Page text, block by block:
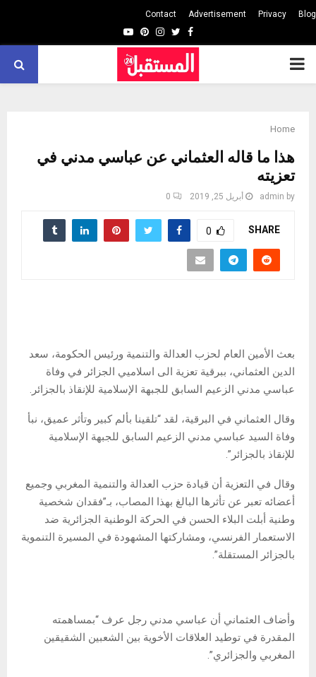
Blog
Privacy
Advertisement
Contact
Facebook
Twitter
Instagram
Pinterest
Youtube
PRIMARY
Home
هذا ما قاله العثماني عن عباسي مدني في
تعزيته
by
admin أبريل 25, 2019 0
SHARE
0
بعث الأمين العام لحزب العدالة والتنمية ورئيس الحكومة، سعد
الدين العثماني، ببرقية تعزية الى اسلاميي الجزائر في وفاة
عباسي مدني الزعيم السابق للجبهة الإسلامية للإنقاذ بالجزائر.
وقال العثماني في البرقية، لقد “تلقينا بألم كبير وتأثر عميق، نبأ
وفاة السيد عباسي مدني الزعيم السابق للجبهة الإسلامية
للإنقاذ بالجزائر”.
وقال في التعزية أن قيادة حزب العدالة والتنمية المغربي وجميع
أعضائه تعبر عن تأثرها البالغ بهذا المصاب، بـ”فقدان شخصية
وطنية أبلت البلاء الحسن في الحركة الوطنية الجزائرية ضد
الاستعمار الفرنسي، ومشاركتها المشهودة في المسيرة التنموية
بالجزائر المستقلة”.
وأضاف العثماني أن عباسي مدني رجل عرف “بمساهمته
المقدرة في توطيد العلاقات الأخوية بين الشعبين الشقيقين
المغربي والجزائري”.